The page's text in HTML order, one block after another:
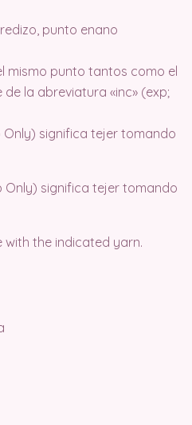
punto enano
mismo punto tantos como el
la abreviatura «inc» (exp;
Only) significa tejer tomando
Only) significa tejer tomando
with the indicated yarn.